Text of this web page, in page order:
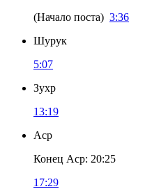
(Начало поста) 3:36
Шурук
5:07
Зухр
13:19
Аср
Конец Аср: 20:25
17:29